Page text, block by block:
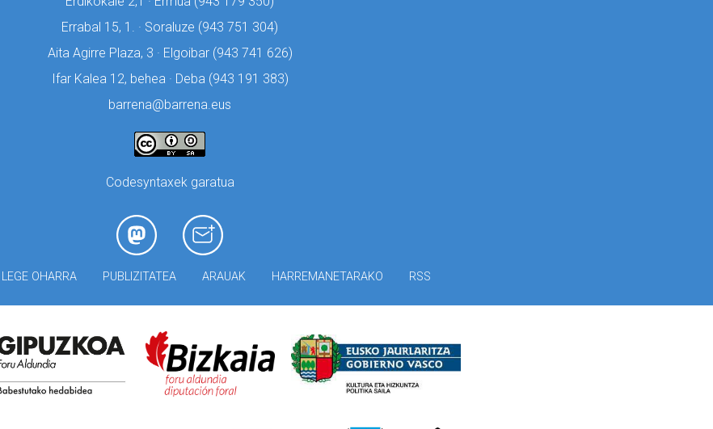
Errabal 15, 1. · Soraluze (943 751 304)
Aita Agirre Plaza, 3 · Elgoibar (943 741 626)
Ifar Kalea 12, behea · Deba (943 191 383)
barrena@barrena.eus
Codesyntaxek garatua
LEGE OHARRA PUBLIZITATEA ARAUAK HARREMANETARAKO RSS